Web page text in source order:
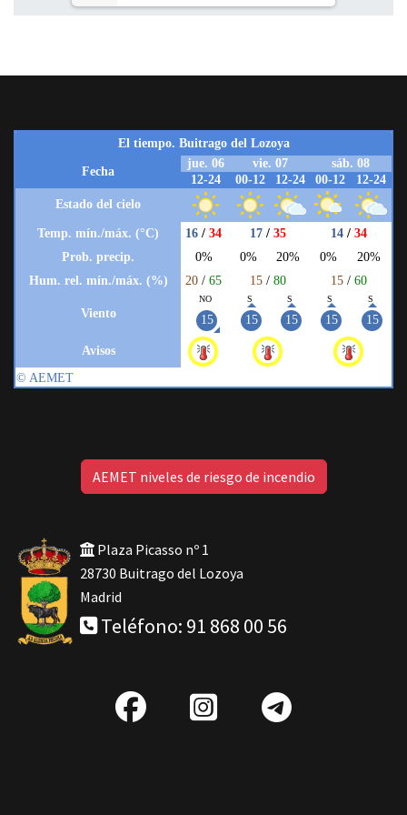
AEMET niveles de riesgo de incendio
Plaza Picasso nº 1
28730 Buitrago del Lozoya
Madrid
Teléfono: 91 868 00 56
fab
IG